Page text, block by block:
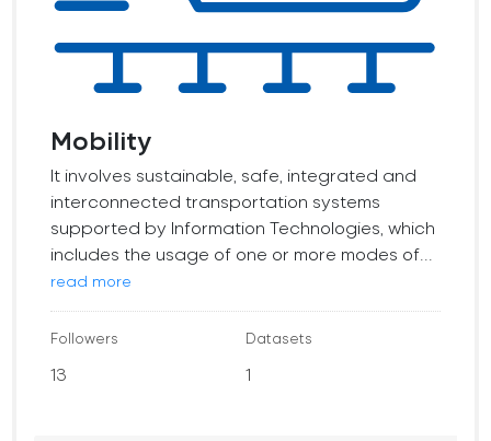
Mobility
It involves sustainable, safe, integrated and
interconnected transportation systems
supported by Information Technologies, which
includes the usage of one or more modes of...
read more
Followers
13
Datasets
1